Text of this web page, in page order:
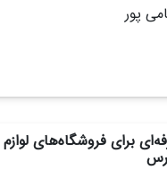
پور
برای فروشگاه‌های